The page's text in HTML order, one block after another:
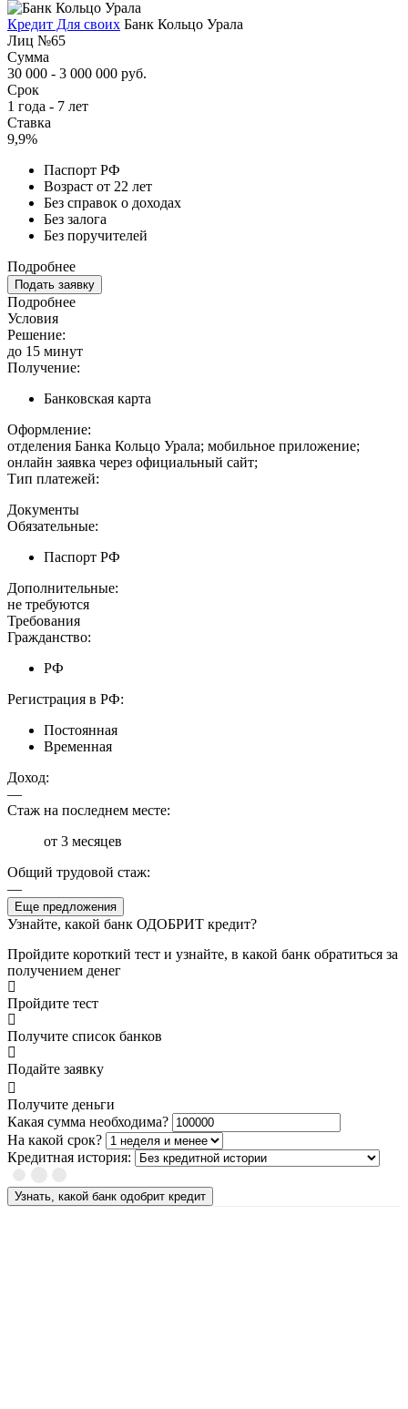
Кредит Для своих Банк Кольцо Урала
Лиц №65
Сумма
30 000 - 3 000 000 руб.
Срок
1 года - 7 лет
Ставка
9,9%
Паспорт РФ
Возраст от 22 лет
Без справок о доходах
Без залога
Без поручителей
Подробнее
Подать заявку
Подробнее
Условия
Решение:
до 15 минут
Получение:
Банковская карта
Оформление:
отделения Банка Кольцо Урала; мобильное приложение;
онлайн заявка через официальный сайт;
Тип платежей:
Документы
Обязательные:
Паспорт РФ
Дополнительные:
не требуются
Требования
Гражданство:
РФ
Регистрация в РФ:
Постоянная
Временная
Доход:
—
Стаж на последнем месте:
от 3 месяцев
Общий трудовой стаж:
—
Еще предложения
Узнайте, какой банк ОДОБРИТ кредит?
Пройдите короткий тест и узнайте, в какой банк обратиться за
получением денег
Пройдите тест
Получите список банков
Подайте заявку
Получите деньги
Какая сумма необходима?
На какой срок?
Кредитная история:
Узнать, какой банк одобрит кредит